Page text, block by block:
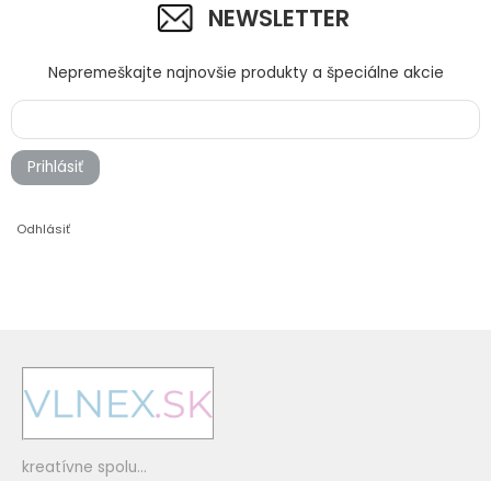
NEWSLETTER
Nepremeškajte najnovšie produkty a špeciálne akcie
Prihlásiť
Odhlásiť
kreatívne spolu...